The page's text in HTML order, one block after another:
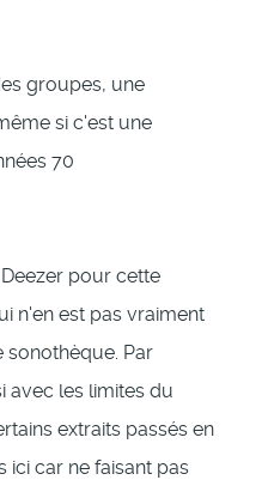
groupes, une
si c'est une
70
pour cette
n'en est pas vraiment
sonothèque. Par
avec les limites du
extraits passés en
ici car ne faisant pas